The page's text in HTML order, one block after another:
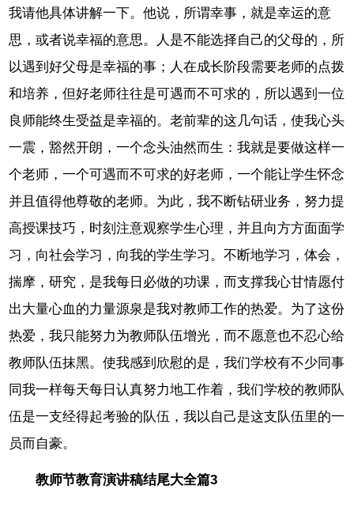
我请他具体讲解一下。他说，所谓幸事，就是幸运的意
思，或者说幸福的意思。人是不能选择自己的父母的，所
以遇到好父母是幸福的事；人在成长阶段需要老师的点拨
和培养，但好老师往往是可遇而不可求的，所以遇到一位
良师能终生受益是幸福的。老前辈的这几句话，使我心头
一震，豁然开朗，一个念头油然而生：我就是要做这样一
个老师，一个可遇而不可求的好老师，一个能让学生怀念
并且值得他尊敬的老师。为此，我不断钻研业务，努力提
高授课技巧，时刻注意观察学生心理，并且向方方面面学
习，向社会学习，向我的学生学习。不断地学习，体会，
揣摩，研究，是我每日必做的功课，而支撑我心甘情愿付
出大量心血的力量源泉是我对教师工作的热爱。为了这份
热爱，我只能努力为教师队伍增光，而不愿意也不忍心给
教师队伍抹黑。使我感到欣慰的是，我们学校有不少同事
同我一样每天每日认真努力地工作着，我们学校的教师队
伍是一支经得起考验的队伍，我以自己是这支队伍里的一
员而自豪。
教师节教育演讲稿结尾大全篇3